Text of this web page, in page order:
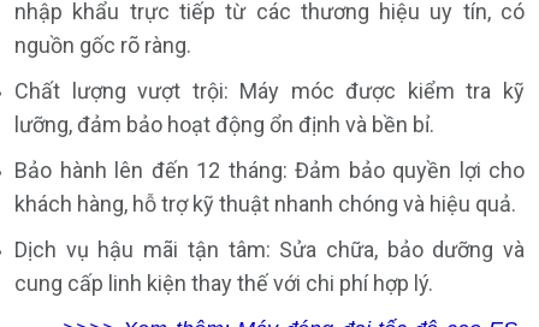
nhập khẩu trực tiếp từ các thương hiệu uy tín, có
nguồn gốc rõ ràng.
Chất lượng vượt trội: Máy móc được kiểm tra kỹ
lưỡng, đảm bảo hoạt động ổn định và bền bỉ.
Bảo hành lên đến 12 tháng: Đảm bảo quyền lợi cho
khách hàng, hỗ trợ kỹ thuật nhanh chóng và hiệu quả.
Dịch vụ hậu mãi tận tâm: Sửa chữa, bảo dưỡng và
cung cấp linh kiện thay thế với chi phí hợp lý.